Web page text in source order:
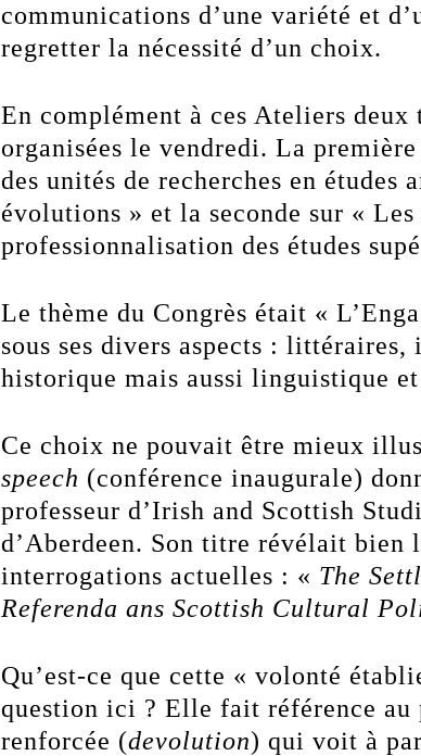
communications d’une variété et
regretter la nécessité d’un choix.
En complément à ces Ateliers deux
organisées le vendredi. La
des unités de recherches en études
évolutions » et la seconde sur «
professionnalisation des études
Le thème du Congrès était «
sous ses divers aspects :
historique mais aussi linguistique
Ce choix ne pouvait être mieux
speech (conférence inaugurale)
professeur d’Irish and Scottish
d’Aberdeen. Son titre révélait bien
interrogations actuelles : « The
Referenda ans Scottish Cultural
Qu’est-ce que cette « volonté
question ici ? Elle fait référence au
renforcée (devolution) qui voit à